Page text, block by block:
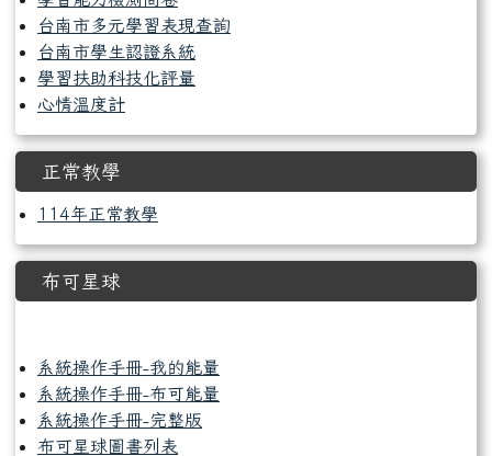
台南市多元學習表現查詢
台南市學生認證系統
學習扶助科技化評量
心情溫度計
正常教學
114年正常教學
布可星球
系統操作手冊-我的能量
系統操作手冊-布可能量
系統操作手冊-完整版
布可星球圖書列表